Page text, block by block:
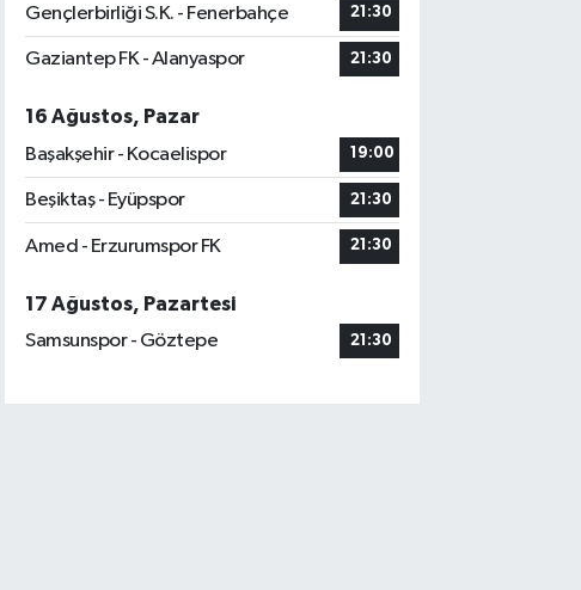
Gençlerbirliği S.K. - Fenerbahçe 21:30
Gaziantep FK - Alanyaspor 21:30
16 Ağustos, Pazar
Başakşehir - Kocaelispor
19:00
Beşiktaş - Eyüpspor 21:30
Amed - Erzurumspor FK 21:30
17 Ağustos, Pazartesi
Samsunspor - Göztepe
21:30